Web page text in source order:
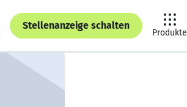
Stellenanzeige schalten
Produkte